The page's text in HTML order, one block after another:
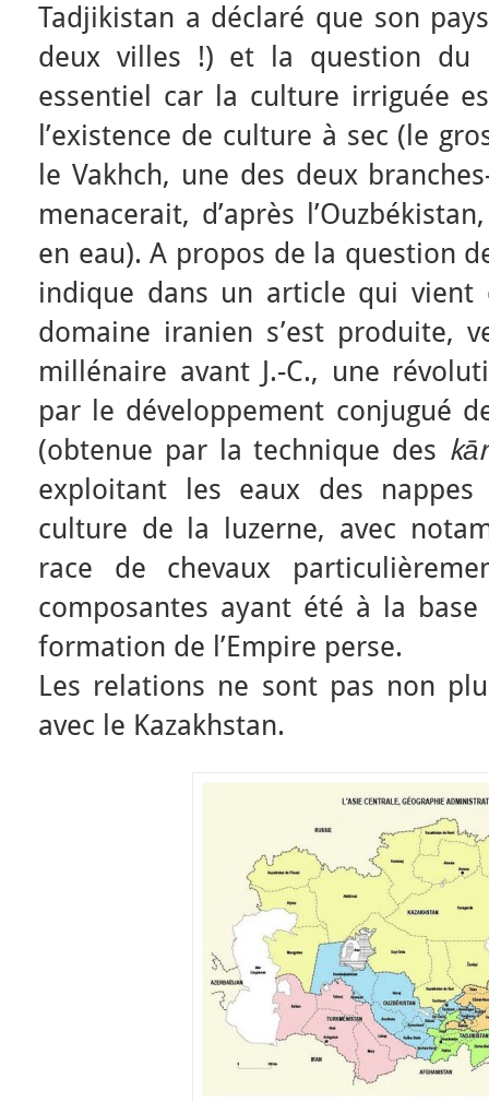
Tadjikistan a déclaré que son
deux villes !) et la question du
essentiel car la culture irriguée
l’existence de culture à sec (le
le Vakhch, une des deux
menacerait, d’après
en eau). A propos de la question
indique dans un article qui
domaine iranien s’est produite,
millénaire avant J.-C., une
par le développement conjugué
(obtenue par la technique des
exploitant les eaux des
culture de la luzerne, avec
race de chevaux
composantes ayant été à la
formation de l’Empire perse.
Les relations ne sont pas non
avec le Kazakhstan.